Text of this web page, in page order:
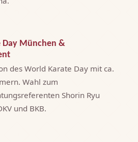
Day München &
des World Karate Day mit ca.
Wahl zum
Shorin Ryu
und BKB.